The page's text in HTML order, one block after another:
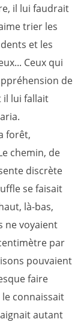
il lui faudrait
trier les
et les
Ceux qui
de
il lui fallait
forêt,
chemin, de
discrète
se faisait
là-bas,
ne voyaient
par
pouvaient
faire
connaissait
autant